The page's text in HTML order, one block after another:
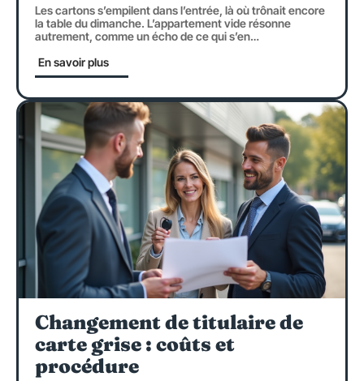
Les cartons s’empilent dans l’entrée, là où trônait encore
la table du dimanche. L’appartement vide résonne
autrement, comme un écho de ce qui s’en…
En savoir plus
Changement de titulaire de
carte grise : coûts et
procédure